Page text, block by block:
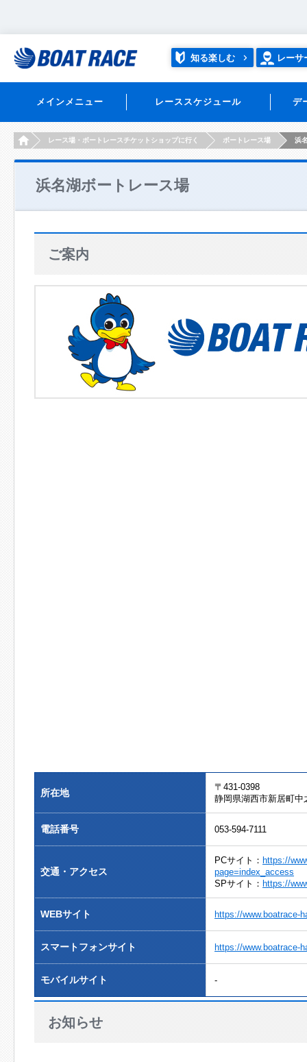
知る楽しむ レーサ
メインメニュー レーススケジュール デ
HOMEレース場・ボートレースチケットショップに行く ボートレース場 浜
浜名湖ボートレース場
ご案内
所在地
〒431-0398
静岡県湖西市新居町中
電話番号 053-594-7111
交通・アクセス
PCサイト： https://
page=index_access
SPサイト： https://
WEBサイト https://www.boatrace-
スマートフォンサイト https://www.boatrace-
モバイルサイト -
お知らせ